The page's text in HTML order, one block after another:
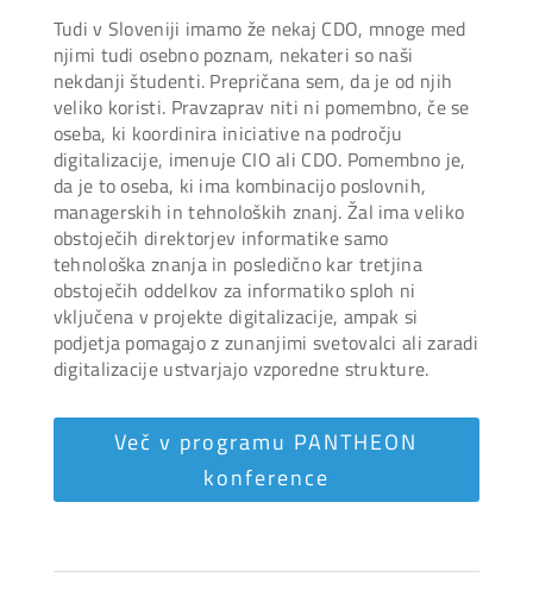
Tudi v Sloveniji imamo že nekaj CDO, mnoge med
njimi tudi osebno poznam, nekateri so naši
nekdanji študenti. Prepričana sem, da je od njih
veliko koristi. Pravzaprav niti ni pomembno, če se
oseba, ki koordinira iniciative na področju
digitalizacije, imenuje CIO ali CDO. Pomembno je,
da je to oseba, ki ima kombinacijo poslovnih,
managerskih in tehnoloških znanj. Žal ima veliko
obstoječih direktorjev informatike samo
tehnološka znanja in posledično kar tretjina
obstoječih oddelkov za informatiko sploh ni
vključena v projekte digitalizacije, ampak si
podjetja pomagajo z zunanjimi svetovalci ali zaradi
digitalizacije ustvarjajo vzporedne strukture.
Več v programu PANTHEON
konference